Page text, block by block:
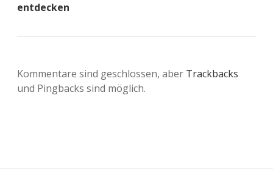
entdecken
Kommentare sind geschlossen, aber Trackbacks
und Pingbacks sind möglich.